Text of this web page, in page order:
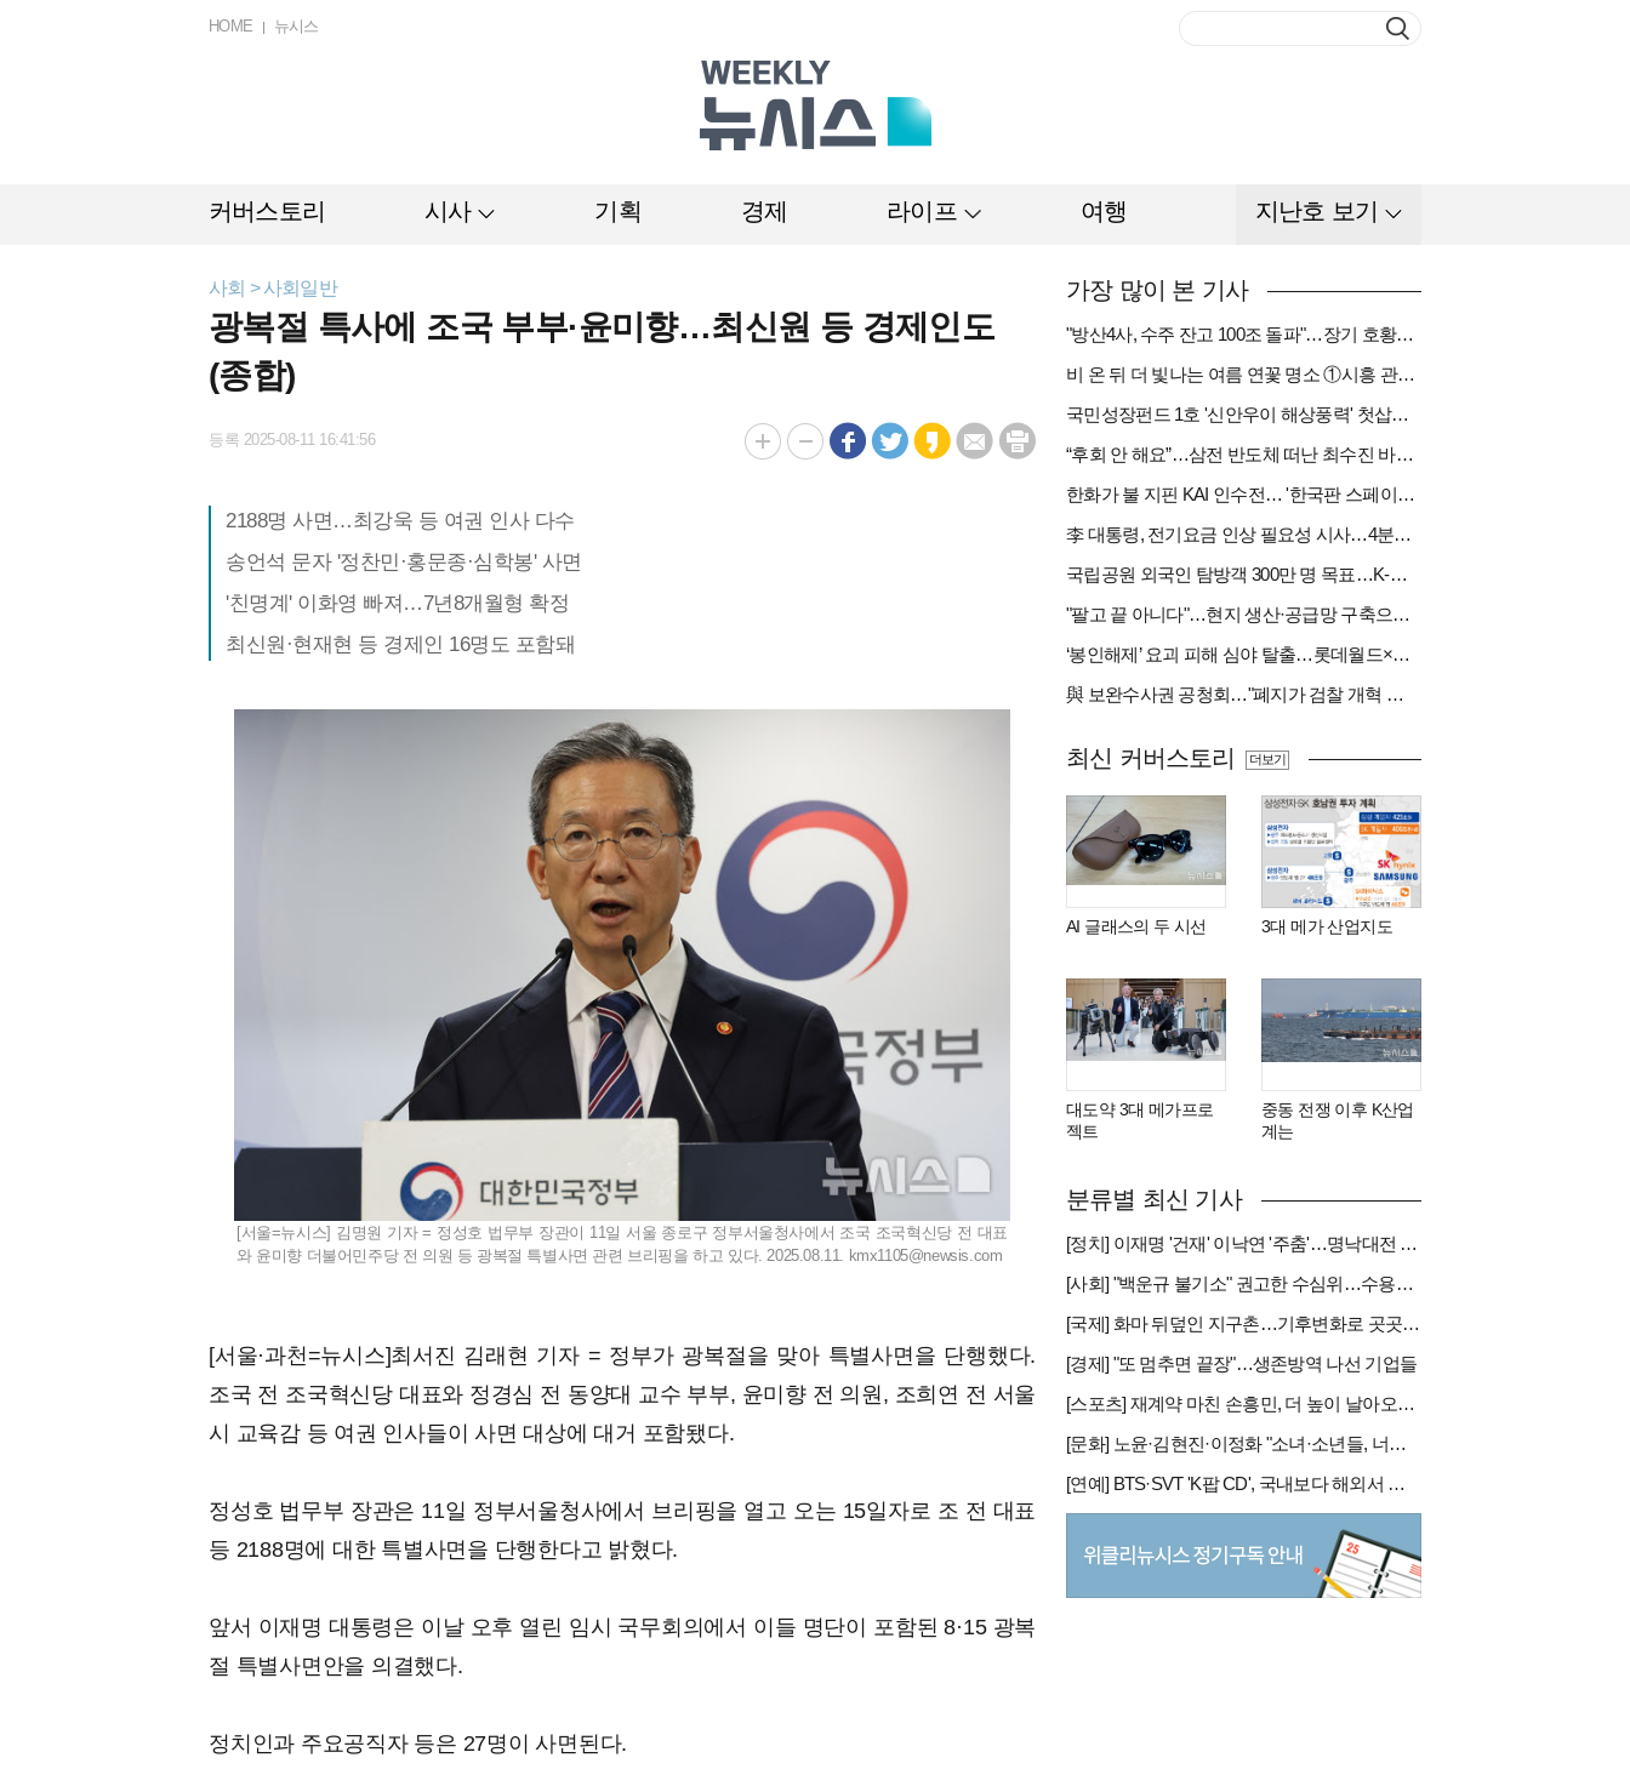
HOME 뉴시스
커버스토리 시사 기획 경제 라이프 여행 지난호 보기
사회 > 사회일반
광복절 특사에 조국 부부·윤미향…최신원 등 경제인도
(종합)
등록 2025-08-11 16:41:56
2188명 사면…최강욱 등 여권 인사 다수
송언석 문자 '정찬민·홍문종·심학봉' 사면
'친명계' 이화영 빠져…7년8개월형 확정
최신원·현재현 등 경제인 16명도 포함돼
[서울=뉴시스] 김명원 기자 = 정성호 법무부 장관이 11일 서울 종로구 정부서울청사에서 조국 조국혁신당 전 대표
와 윤미향 더불어민주당 전 의원 등 광복절 특별사면 관련 브리핑을 하고 있다. 2025.08.11. kmx1105@newsis.com
[서울·과천=뉴시스]최서진 김래현 기자 = 정부가 광복절을 맞아 특별사면을 단행했다.
조국 전 조국혁신당 대표와 정경심 전 동양대 교수 부부, 윤미향 전 의원, 조희연 전 서울
시 교육감 등 여권 인사들이 사면 대상에 대거 포함됐다.
정성호 법무부 장관은 11일 정부서울청사에서 브리핑을 열고 오는 15일자로 조 전 대표
등 2188명에 대한 특별사면을 단행한다고 밝혔다.
앞서 이재명 대통령은 이날 오후 열린 임시 국무회의에서 이들 명단이 포함된 8·15 광복
절 특별사면안을 의결했다.
정치인과 주요공직자 등은 27명이 사면된다.
가장 많이 본 기사
"방산4사, 수주 잔고 100조 돌파"…장기 호황기 들어섰다[다시 나는 K방산①]
비 온 뒤 더 빛나는 여름 연꽃 명소 ①시흥 관곡지
국민성장펀드 1호 '신안우이 해상풍력' 첫삽…바람소득 시동[하반기 에너지②]
“후회 안 해요”…삼전 반도체 떠난 최수진 바텐더의 ‘피어오름’[피플]
한화가 불 지핀 KAI 인수전… '한국판 스페이스X' 탄생 촉각[다시 나는 K방산③]
李 대통령, 전기요금 인상 필요성 시사…4분기엔 오를까
국립공원 외국인 탐방객 300만 명 목표…K-트레킹 키운다
"팔고 끝 아니다"…현지 생산·공급망 구축으로 글로벌 진입장벽 돌파[다시 나는 K방산②]
‘봉인해제’ 요괴 피해 심야 탈출…롯데월드×당근
與 보완수사권 공청회…"폐지가 검찰 개혁 아냐" vs "보완수사권은 전면 재수사권"(종합)
최신 커버스토리
AI 글래스의 두 시선 3대 메가 산업지도
대도약 3대 메가프로
젝트
중동 전쟁 이후 K산업
계는
더보기
분류별 최신 기사
[정치] 이재명 '건재' 이낙연 '주춤'…명낙대전 불안한 휴전
[사회] "백운규 불기소" 권고한 수심위…수용땐 줄소송 피할듯
[국제] 화마 뒤덮인 지구촌…기후변화로 곳곳 대형 화재
[경제] "또 멈추면 끝장"…생존방역 나선 기업들
[스포츠] 재계약 마친 손흥민, 더 높이 날아오를까
[문화] 노윤·김현진·이정화 "소녀·소년들, 너희는 혼자가 아니야"
[연예] BTS·SVT 'K팝 CD', 국내보다 해외서 더 팔린다 왜?